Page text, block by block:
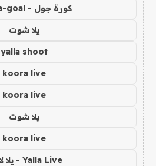
كورة جول - koora-goal
يلا شوت
yalla shoot
koora live
koora live
يلا شوت
koora live
Yalla Live - يلا لايف